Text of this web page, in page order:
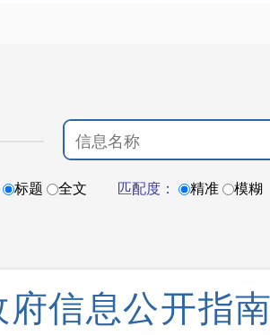
标题 全文 匹配度： 精准 模糊
政府信息公开指